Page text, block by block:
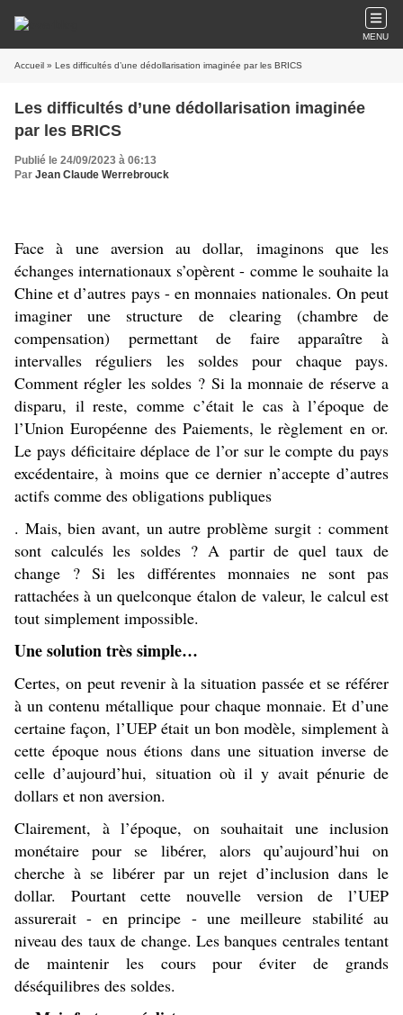
MENU
Accueil » Les difficultés d’une dédollarisation imaginée par les BRICS
Les difficultés d’une dédollarisation imaginée
par les BRICS
Publié le 24/09/2023 à 06:13
Par Jean Claude Werrebrouck
Face à une aversion au dollar, imaginons que les
échanges internationaux s’opèrent - comme le souhaite la
Chine et d’autres pays - en monnaies nationales. On peut
imaginer une structure de clearing (chambre de
compensation) permettant de faire apparaître à
intervalles réguliers les soldes pour chaque pays.
Comment régler les soldes ? Si la monnaie de réserve a
disparu, il reste, comme c’était le cas à l’époque de
l’Union Européenne des Paiements, le règlement en or.
Le pays déficitaire déplace de l’or sur le compte du pays
excédentaire, à moins que ce dernier n’accepte d’autres
actifs comme des obligations publiques
. Mais, bien avant, un autre problème surgit : comment
sont calculés les soldes ? A partir de quel taux de
change ? Si les différentes monnaies ne sont pas
rattachées à un quelconque étalon de valeur, le calcul est
tout simplement impossible.
Une solution très simple…
Certes, on peut revenir à la situation passée et se référer
à un contenu métallique pour chaque monnaie. Et d’une
certaine façon, l’UEP était un bon modèle, simplement à
cette époque nous étions dans une situation inverse de
celle d’aujourd’hui, situation où il y avait pénurie de
dollars et non aversion.
Clairement, à l’époque, on souhaitait une inclusion
monétaire pour se libérer, alors qu’aujourd’hui on
cherche à se libérer par un rejet d’inclusion dans le
dollar. Pourtant cette nouvelle version de l’UEP
assurerait - en principe - une meilleure stabilité au
niveau des taux de change. Les banques centrales tentant
de maintenir les cours pour éviter de grands
déséquilibres des soldes.